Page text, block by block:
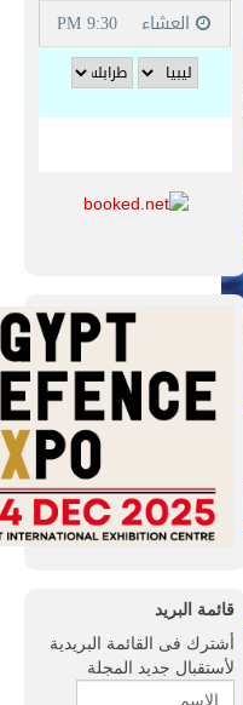
قائمة البريد
أشترك فى القائمة البريدية
لأستقبال جديد المجلة